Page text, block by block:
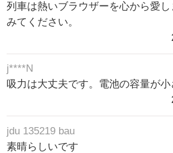
列車は熱いブラウザーを心から愛
みてください。
j****N
吸力は大丈夫です。電池の容量が小
jdu 135219 bau
素晴らしいです